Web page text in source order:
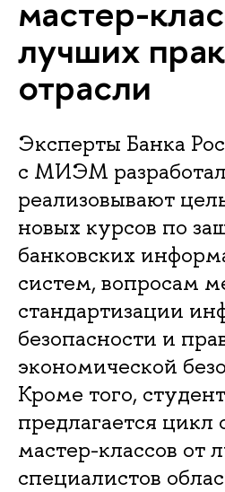
мастер-
лучших
отрасли
Эксперты Банка
с МИЭМ
реализовывают
новых курсов по
банковских
систем, вопросам
стандартизации
безопасности и
экономической
Кроме того,
предлагается цикл
мастер-классов от
специалистов